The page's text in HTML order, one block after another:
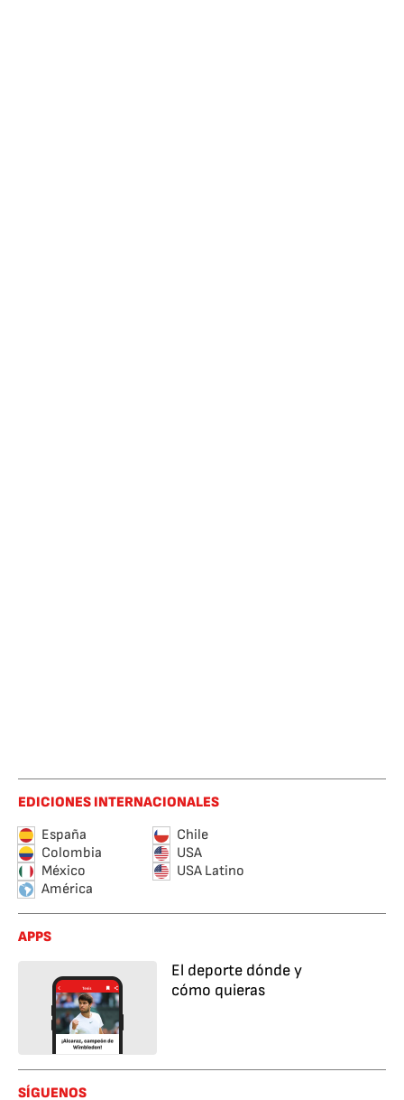
EDICIONES INTERNACIONALES
España
Chile
Colombia
USA
México
USA Latino
América
APPS
El deporte dónde y
cómo quieras
SÍGUENOS